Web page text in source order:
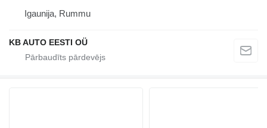
Igaunija, Rummu
KB AUTO EESTI OÜ